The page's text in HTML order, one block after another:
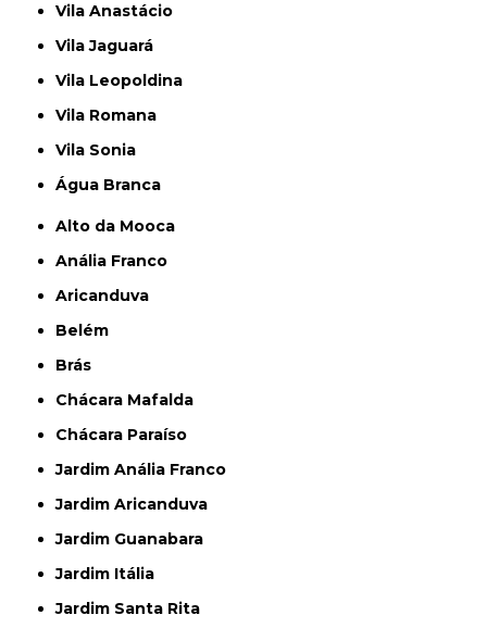
Vila Anastácio
Vila Jaguará
Vila Leopoldina
Vila Romana
Vila Sonia
Água Branca
Alto da Mooca
Anália Franco
Aricanduva
Belém
Brás
Chácara Mafalda
Chácara Paraíso
Jardim Anália Franco
Jardim Aricanduva
Jardim Guanabara
Jardim Itália
Jardim Santa Rita